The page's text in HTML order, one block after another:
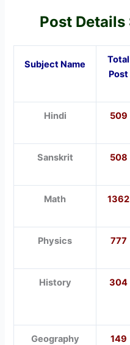
Post
Subject Name
Total
Post
Hindi 509
Sanskrit 508
Math 1362
Physics 777
History 304
Geography 149